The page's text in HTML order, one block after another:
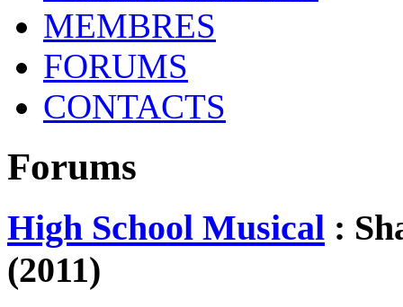
MEMBRES
FORUMS
CONTACTS
Forums
High School Musical :
(2011)